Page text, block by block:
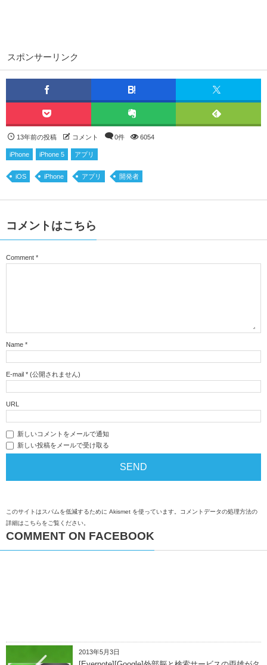
スポンサーリンク
13年前の投稿 コメント 0件 6054
iPhone iPhone 5 アプリ
iOS iPhone アプリ 開発者
コメントはこちら
Comment *
Name *
E-mail * (公開されません)
URL
新しいコメントをメールで通知
新しい投稿をメールで受け取る
このサイトはスパムを低減するために Akismet を使っています。 コメントデータの処理方法の
詳細はこちらをご覧ください
COMMENT ON FACEBOOK
2013年5月3日